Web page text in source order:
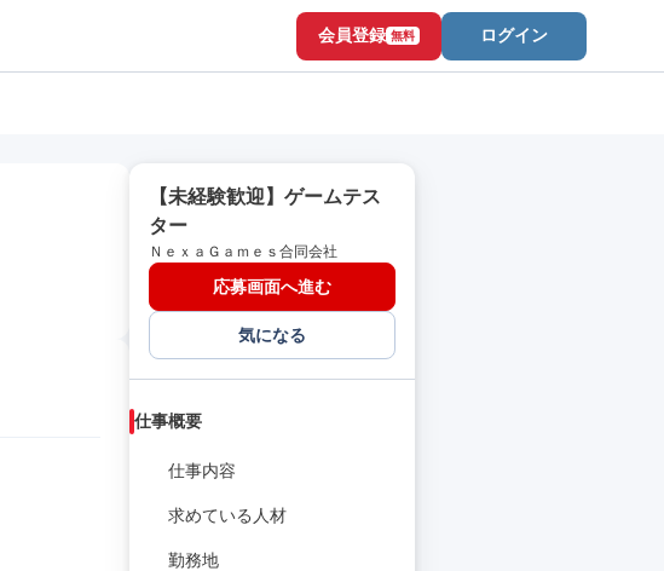
会員登録 無料 ログイン
【未経験歓迎】ゲームテス
ター
ＮｅｘａＧａｍｅｓ合同会社
応募画面へ進む
気になる
仕事概要
仕事内容
求めている人材
勤務地